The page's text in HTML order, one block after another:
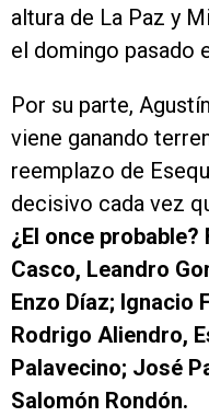
altura de La Paz y
el domingo pasado
Por su parte,
viene ganando
reemplazo de
decisivo cada vez
¿El once
Casco, Leandro
Enzo Díaz; Ignacio
Rodrigo Aliendro,
Palavecino; José
Salomón Rondón.